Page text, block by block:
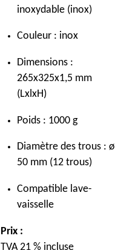
inoxydable (inox)
Couleur : inox
Dimensions :
265x325x1,5 mm
(LxlxH)
Poids : 1000 g
Diamètre des trous : ø
50 mm (12 trous)
Compatible lave-
vaisselle
Prix :
TVA 21 % incluse